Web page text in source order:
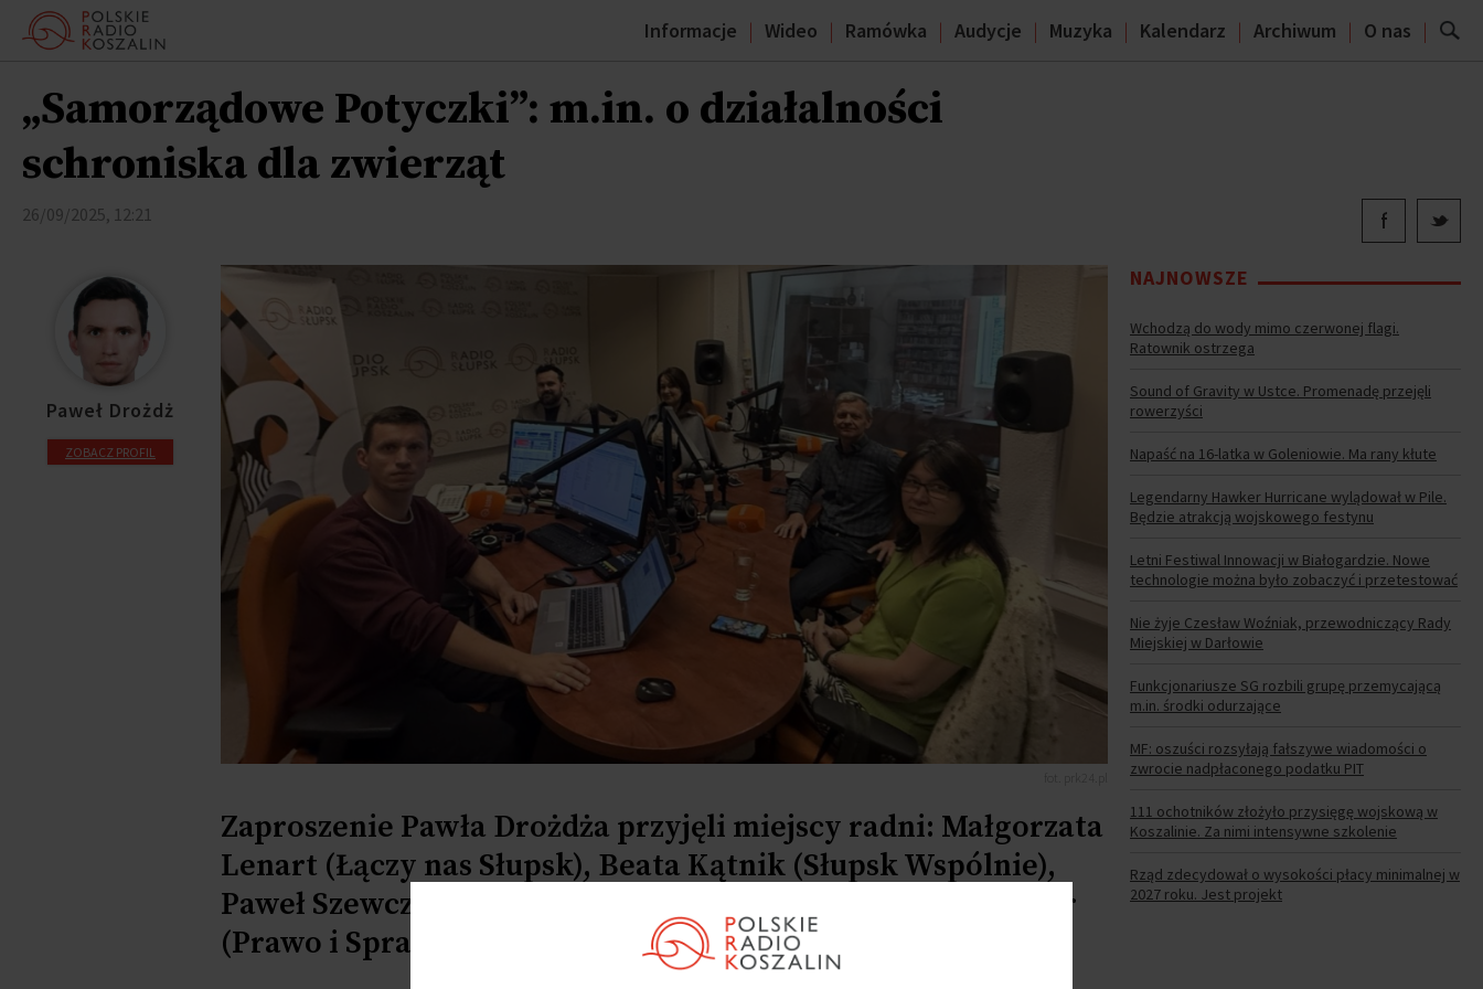
Informacje Wideo Ramówka Audycje Muzyka Kalendarz Archiwum O nas
„Samorządowe Potyczki”: m.in. o działalności
schroniska dla zwierząt
26/09/2025, 12:21
Paweł Drożdż
ZOBACZ PROFIL
Zaproszenie Pawła Drożdża przyjęli miejscy radni: Małgorzata
Lenart (Łączy nas Słupsk), Beata Kątnik (Słupsk Wspólnie),
Paweł Szewczyk (Platforma Obywatelska) oraz Adam Treder
(Prawo i Sprawiedliwość).
NAJNOWSZE
Wchodzą do wody mimo czerwonej flagi.
Ratownik ostrzega
Sound of Gravity w Ustce. Promenadę przejęli
rowerzyści
Napaść na 16-latka w Goleniowie. Ma rany kłute
Legendarny Hawker Hurricane wylądował w Pile.
Będzie atrakcją wojskowego festynu
Letni Festiwal Innowacji w Białogardzie. Nowe
technologie można było zobaczyć i przetestować
Nie żyje Czesław Woźniak, przewodniczący Rady
Miejskiej w Darłowie
Funkcjonariusze SG rozbili grupę przemycającą
m.in. środki odurzające
MF: oszuści rozsyłają fałszywe wiadomości o
zwrocie nadpłaconego podatku PIT
111 ochotników złożyło przysięgę wojskową w
Koszalinie. Za nimi intensywne szkolenie
Rząd zdecydował o wysokości płacy minimalnej w
2027 roku. Jest projekt